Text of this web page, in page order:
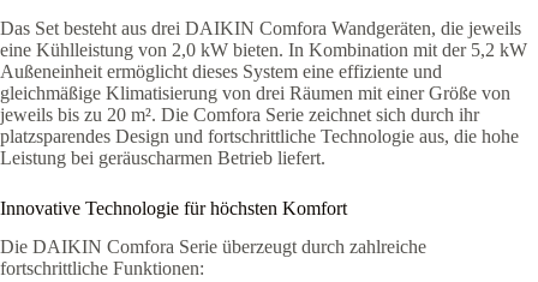
Das Set besteht aus drei DAIKIN Comfora Wandgeräten, die jeweils
eine Kühlleistung von 2,0 kW bieten. In Kombination mit der 5,2 kW
Außeneinheit ermöglicht dieses System eine effiziente und
gleichmäßige Klimatisierung von drei Räumen mit einer Größe von
jeweils bis zu 20 m². Die Comfora Serie zeichnet sich durch ihr
platzsparendes Design und fortschrittliche Technologie aus, die hohe
Leistung bei geräuscharmen Betrieb liefert.
Innovative Technologie für höchsten Komfort
Die DAIKIN Comfora Serie überzeugt durch zahlreiche
fortschrittliche Funktionen: